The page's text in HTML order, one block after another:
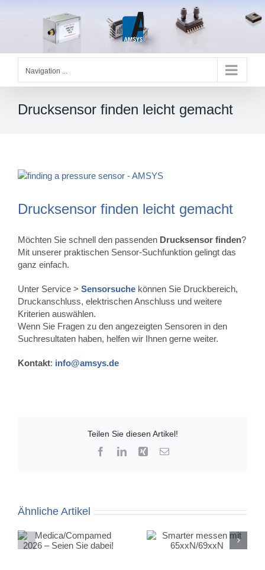
Navigation ...
Drucksensor finden leicht gemacht
Zeige
Drucksensor finden leicht gemacht
Möchten Sie schnell den passenden Drucksensor finden?
Mit unserer praktischen Sensor-Suchfunktion gelingt das
ganz einfach.
Unter Service > Sensorsuchekönnen Sie Druckbereich,
Druckanschluss, elektrischen Anschluss und weitere
Kriterien auswählen.
Wenn Sie Fragen zu den angezeigten Sensoren in den
Suchresultaten haben, helfen wir Ihnen gerne weiter.
Kontakt: info@amsys.de
Teilen Sie diesen Artikel!
FacebookLinkedIn
Xing E-
Ähnliche Artikel
Smarter messen mit
Besuchen Sie